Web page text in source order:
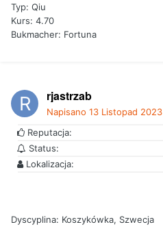
Typ: Qiu
Kurs: 4.70
Bukmacher: Fortuna
rjastrzab
Napisano 13 Listopad 2023
Reputacja:
Status:
Lokalizacja:
Dyscyplina: Koszykówka, Szwecja